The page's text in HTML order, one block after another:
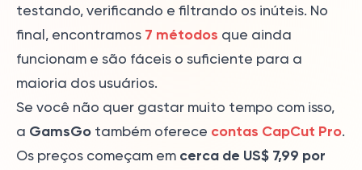
testando, verificando e filtrando os inúteis. No
final, encontramos 7 métodos que ainda
funcionam e são fáceis o suficiente para a
maioria dos usuários.
Se você não quer gastar muito tempo com isso,
a GamsGo também oferece contas CapCut Pro.
Os preços começam em cerca de US$ 7,99 por